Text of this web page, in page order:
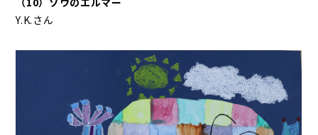
Y.K.さん